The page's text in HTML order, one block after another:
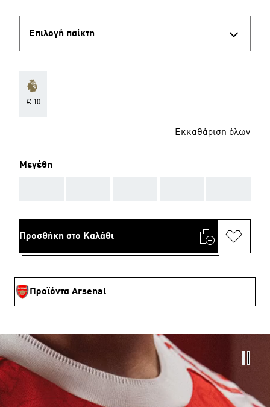
Επιλογή παίκτη
€ 10
Εκκαθάριση όλων
Μεγέθη
Προσθήκη στο Καλάθι
Προϊόντα Arsenal